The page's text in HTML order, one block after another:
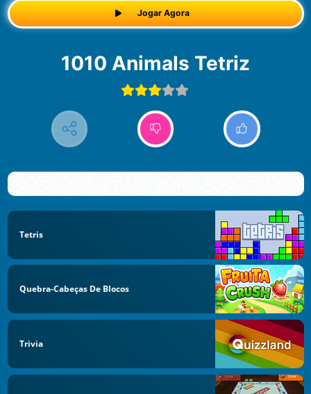
Jogar Agora
1010 Animals Tetriz
Tetris
Quebra-Cabeças De Blocos
Trivia